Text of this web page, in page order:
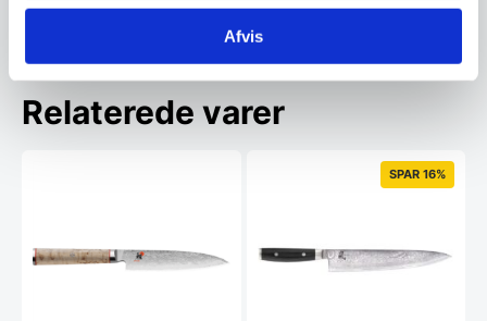
Afvis
Vi prismatcher - Klik her
Relaterede varer
SPAR 16%